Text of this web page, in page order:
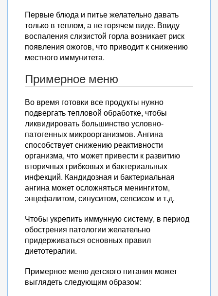
Первые блюда и питье желательно давать
только в теплом, а не горячем виде. Ввиду
воспаления слизистой горла возникает риск
появления ожогов, что приводит к снижению
местного иммунитета.
Примерное меню
Во время готовки все продукты нужно
подвергать тепловой обработке, чтобы
ликвидировать большинство условно-
патогенных микроорганизмов. Ангина
способствует снижению реактивности
организма, что может привести к развитию
вторичных грибковых и бактериальных
инфекций. Кандидозная и бактериальная
ангина может осложняться менингитом,
энцефалитом, синуситом, сепсисом и т.д.
Чтобы укрепить иммунную систему, в период
обострения патологии желательно
придерживаться основных правил
диетотерапии.
Примерное меню детского питания может
выглядеть следующим образом: